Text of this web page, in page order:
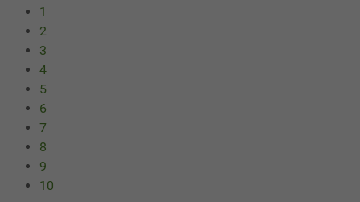
1
2
3
4
5
6
7
8
9
10